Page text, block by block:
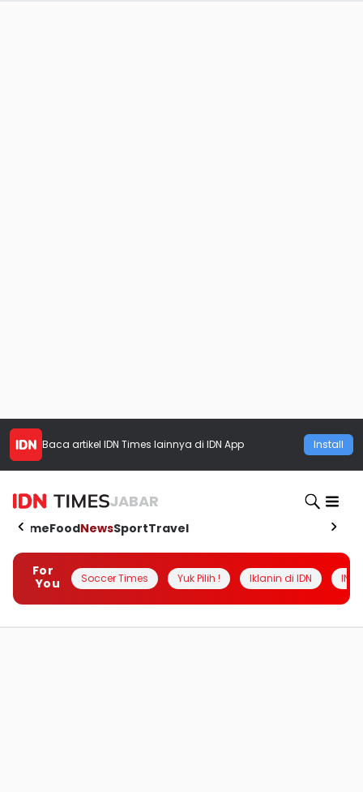
Baca artikel IDN Times lainnya di IDN App Install
JABAR
HomeFoodNewsSportTravel
For
You
Soccer Times Yuk Pilih ! Iklanin di IDN